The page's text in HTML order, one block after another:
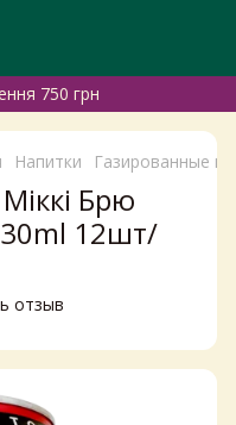
750 грн
Напитки Газированные
Брю
12шт/
отзыв